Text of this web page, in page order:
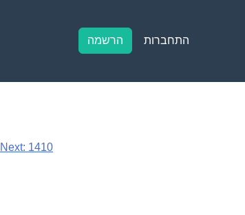
התחברות הרשמה
Next: 1410